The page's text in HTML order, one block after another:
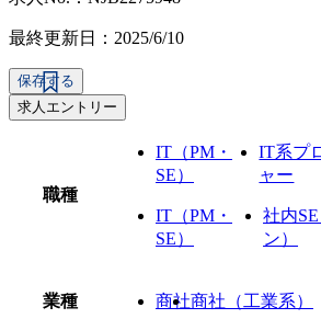
最終更新日：2025/6/10
保存する
求人エントリー
職種
IT（PM・
SE）
IT系プ
ャー
IT（PM・
SE）
社内
ン）
業種 商社商社（工業系）